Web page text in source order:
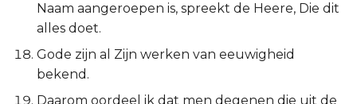
Zacharía
Maleáchi
Naam aangeroepen is, spreekt de Heere, Die dit
alles doet.
Gode zijn al Zijn werken van eeuwigheid
bekend.
Daarom oordeel ik dat men degenen die uit de